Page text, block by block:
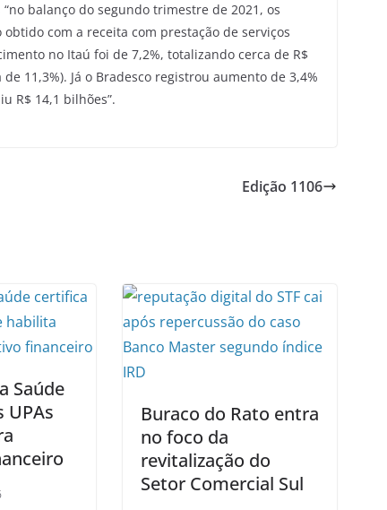
balanço do segundo trimestre de 2021, os
com a receita com prestação de serviços
no Itaú foi de 7,2%, totalizando cerca de R$
11,3%). Já o Bradesco registrou aumento de 3,4%
R$ 14,1 bilhões”.
Edição 1106
Saúde
UPAs
Buraco do Rato entra
no foco da
revitalização do
Setor Comercial Sul